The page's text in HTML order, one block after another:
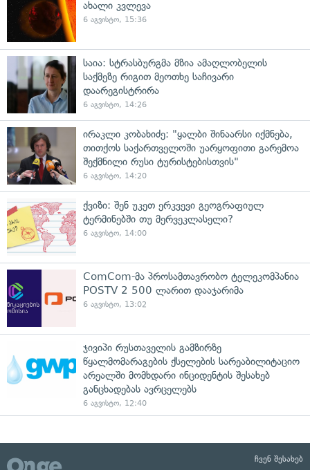
ახალი კვლევა
6 აგვისტო, 15:36
საია: სტრასბურგმა მზია ამაღლობელის
საქმეზე რიგით მეოთხე საჩივარი
დაარეგისტრირა
6 აგვისტო, 14:26
ირაკლი კობახიძე: "ყალბი შინაარსი იქმნება,
თითქოს საქართველოში უარყოფითი გარემოა
შექმნილი რუსი ტურისტებისთვის"
6 აგვისტო, 14:20
ქვიზი: შენ უკეთ ერკვევი გეოგრაფიულ
ტერმინებში თუ მერვეკლასელი?
6 აგვისტო, 14:00
ComCom-მა პროსამთავრობო ტელეკომპანია
POSTV 2 500 ლარით დააჯარიმა
6 აგვისტო, 13:02
ჯივიპი რუსთაველის გამზირზე
წყალმომარაგების ქსელების სარეაბილიტაციო
არეალში მომხდარი ინციდენტის შესახებ
განცხადებას ავრცელებს
6 აგვისტო, 12:40
ჩვენ შესახებ